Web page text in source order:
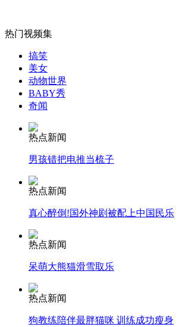
无痛分娩是否安全 医生回应
外交部：反对强权政治霸凌主义
外交部：有关国家言论片面不公正
安徽一实载49人客车翻车
走！跟着总书记去植树
热门视频集
搞笑
美女
动物世界
BABY秀
奇闻
热点新闻
男孩错把电推当梳子
热点新闻
真心醉倒!国外神剧被配上中国民乐
热点新闻
呆萌大熊猫滑雪取乐
热点新闻
狗教练陪伴最胖猫咪 训练成功瘦身